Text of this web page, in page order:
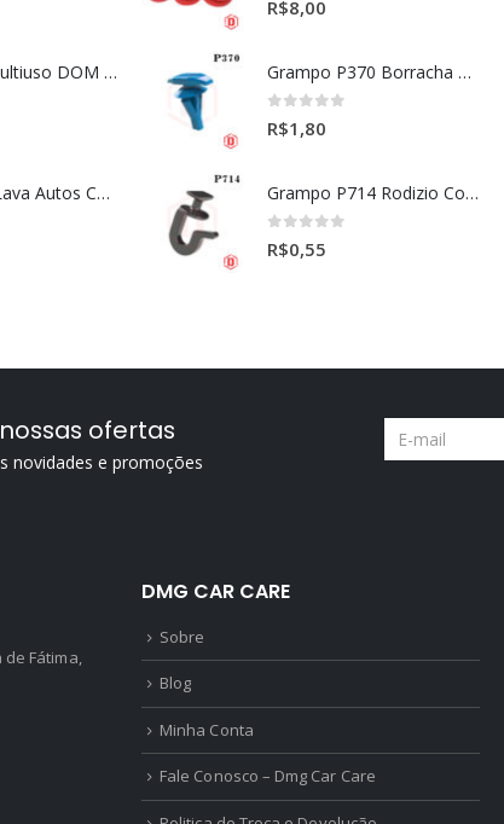
Limpador Multiuso DOM (Dominos) Dmg Pronto P/Uso (500ml)
Mais Neve Lava Autos Concentrado 1:400 X-SHINE 5Litros
R$8,00
Grampo P370 Borracha Porta (HONDA-TOYOTA)
out of 5
R$1,80
Grampo P714 Rodizio Cortina (VOLVO)
out of 5
R$0,55
ofertas
novidades e promoções
de Fátima,
DMG CAR CARE
Sobre
Blog
Minha Conta
Fale Conosco – Dmg Car Care